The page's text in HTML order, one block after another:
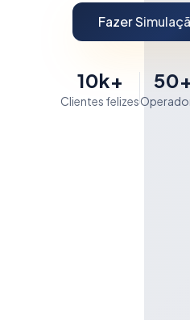
Fazer
10k+
Clientes felizes
50+